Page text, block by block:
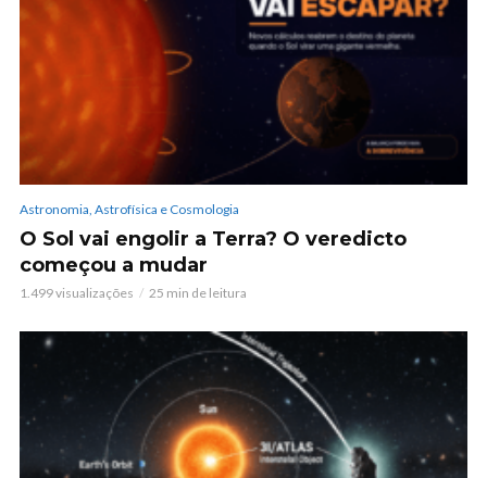
Astronomia, Astrofísica e Cosmologia
O Sol vai engolir a Terra? O veredicto
começou a mudar
1.499 visualizações 25 min de leitura